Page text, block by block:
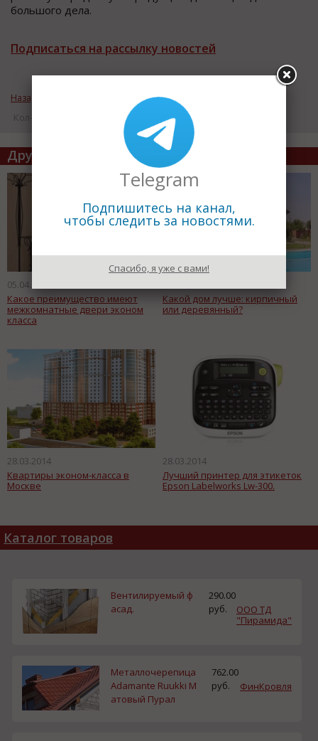
большого дела.
Подписаться на рассылку новостей
Назад к рубрике «Обзоры»
Кол-во просмотров: 17406
Другие статьи по теме
05.04.2014
Какое преимущество имеют
межкомнатные двери эконом
класса
Какой дом лучше: кирпичный
или деревянный?
28.03.2014
Квартиры эконом-класса в
Москве
28.03.2014
Лучший принтер для этикеток
Epson Labelworks Lw-300.
Каталог товаров
Вентилируемый ф
асад.
290.00
руб.
ООО ТД
"Пирамида"
Металлочерепица
Adamante Ruukki М
атовый Пурал
762.00
руб.
ФинКровля
Telegram
Подпишитесь на канал,
чтобы следить за новостями.
Спасибо, я уже с вами!